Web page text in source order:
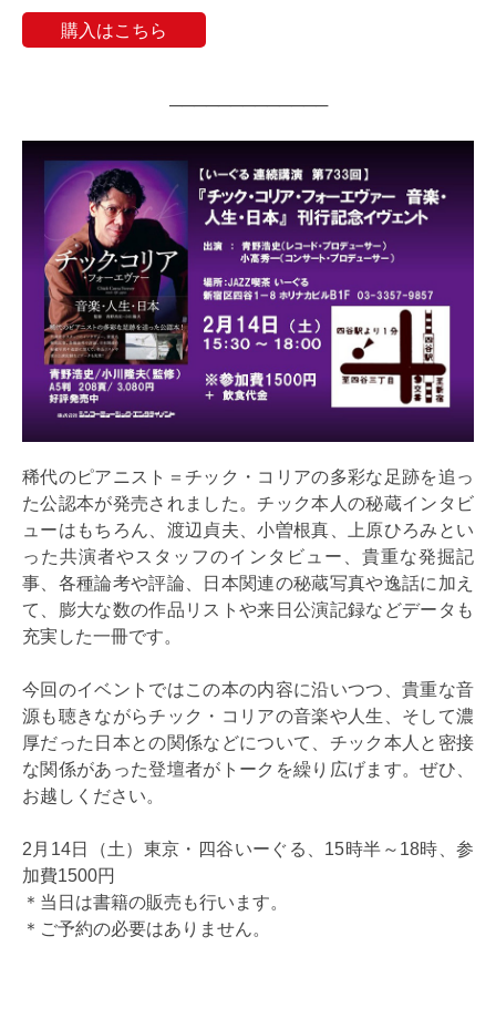
購入はこちら
─────────────
稀代のピアニスト＝チック・コリアの多彩な足跡を追っ
た公認本が発売されました。チック本人の秘蔵インタビ
ューはもちろん、渡辺貞夫、小曽根真、上原ひろみとい
った共演者やスタッフのインタビュー、貴重な発掘記
事、各種論考や評論、日本関連の秘蔵写真や逸話に加え
て、膨大な数の作品リストや来日公演記録などデータも
充実した一冊です。
今回のイベントではこの本の内容に沿いつつ、貴重な音
源も聴きながらチック・コリアの音楽や人生、そして濃
厚だった日本との関係などについて、チック本人と密接
な関係があった登壇者がトークを繰り広げます。ぜひ、
お越しください。
2月14日（土）東京・四谷いーぐる、15時半～18時、参
加費1500円
＊当日は書籍の販売も行います。
＊ご予約の必要はありません。